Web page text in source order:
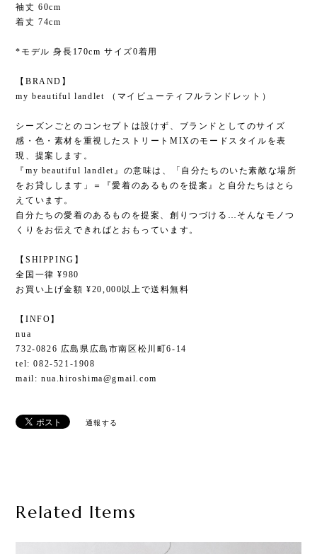
袖丈 60cm
着丈 74cm
*モデル 身長170cm サイズ0着用
【BRAND】
my beautiful landlet （マイビューティフルランドレット）
シーズンごとのコンセプトは設けず、ブランドとしてのサイズ
感・色・素材を重視したストリートMIXのモードスタイルを表
現、提案します。
『my beautiful landlet』の意味は、「自分たちのいた素敵な場所
をお貸しします」＝『愛着のあるものを提案』と自分たちはとら
えています。
自分たちの愛着のあるものを提案、創りつづける…そんなモノつ
くりをお伝えできればとおもっています。
【SHIPPING】
全国一律 ¥980
お買い上げ金額 ¥20,000以上で送料無料
【INFO】
nua
732-0826 広島県広島市南区松川町6-14
tel: 082-521-1908
mail: nua.hiroshima@gmail.com
通報する
Related Items